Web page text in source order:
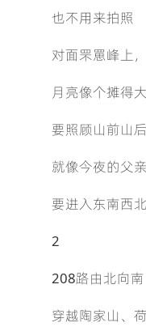
也不用来拍照
对面罘罳峰上，
月亮像个摊得大
要照顾山前山后
就像今夜的父亲
要进入东南西北
2
208路由北向南
穿越陶家山、荷